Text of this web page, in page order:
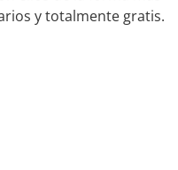
y totalmente gratis.